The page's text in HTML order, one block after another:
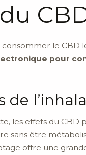
le CBD
pour
de
les effets du
sans être
offre une